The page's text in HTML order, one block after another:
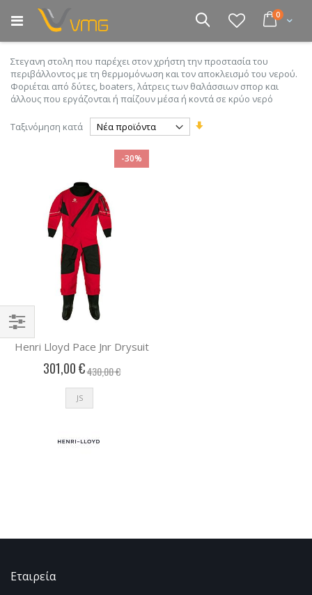
Μετάβαση
στο
περιεχόμενο
Cart
0στοιχεία
Αναζήτηση
Στεγανη στολη που παρέχει στον χρήστη την προστασία του
περιβάλλοντος με τη θερμομόνωση και τον αποκλεισμό του νερού.
Φοριέται από δύτες, boaters, λάτρεις των θαλάσσιων σπορ και
άλλους που εργάζονται ή παίζουν μέσα ή κοντά σε κρύο νερό
Ταξινόμηση κατά
Ορίστε
Henri Lloyd Pace Jnr Drysuit
301,00 €430,00 €
-30%
JS
Αγορά
Εταιρεία